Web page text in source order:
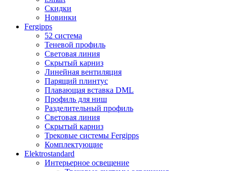
Скидки
Новинки
Fergipps
52 система
Теневой профиль
Световая линия
Скрытый карниз
Линейная вентиляция
Парящий плинтус
Плавающая вставка DML
Профиль для ниш
Разделительный профиль
Световая линия
Скрытый карниз
Трековые системы Fergipps
Комплектующие
Elektrostandard
Интерьерное освещение